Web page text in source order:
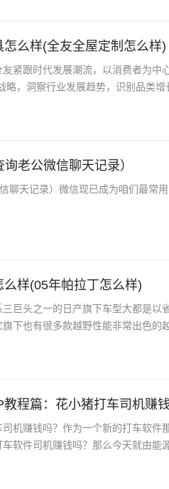
怎么样(全友全屋定制怎么样)
紧跟时代发展潮流，以消费者为中
略，洞察行业发展趋势，识别品类增
老公微信聊天记录）
聊天记录）微信现已成为咱们最常
么样(05年帕拉丁怎么样)
三巨头之一的日产旗下车型大都是以
旗下也有很多款越野性能非常出色的
教程篇：花小猪打车司机赚
司机赚钱吗？作为一个新的打车软件
车软件司机赚钱吗？那么今天就由能